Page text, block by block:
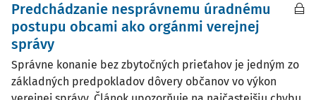
Predchádzanie nesprávnemu úradnému
postupu obcami ako orgánmi verejnej
správy
Správne konanie bez zbytočných prieťahov je jedným zo
základných predpokladov dôvery občanov vo výkon